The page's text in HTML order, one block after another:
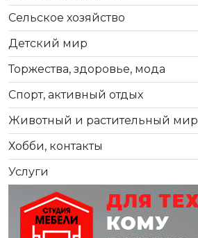
Сельское хозяйство
Детский мир
Торжества, здоровье, мода
Спорт, активный отдых
Животный и растительный мир
Хобби, контакты
Услуги